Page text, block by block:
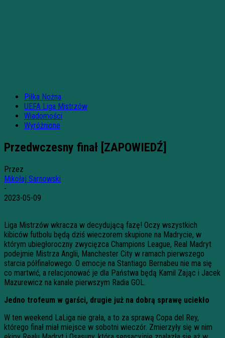
Piłka Nożna
UEFA Liga Mistrzów
Wiadomości
Wyróżnione
Przedwczesny finał [ZAPOWIEDŹ]
Przez
Mikołaj Sarnowski
-
2023-05-09
Liga Mistrzów wkracza w decydującą fazę! Oczy wszystkich
kibiców futbolu będą dziś wieczorem skupione na Madrycie, w
którym ubiegłoroczny zwycięzca Champions League, Real Madryt
podejmie Mistrza Anglii, Manchester City w ramach pierwszego
starcia półfinałowego. O emocje na Stantiago Bernabeu nie ma się
co martwić, a relacjonować je dla Państwa będą Kamil Zając i Jacek
Mazurewicz na kanale pierwszym Radia GOL.
Jedno trofeum w garści, drugie już na dobrą sprawę uciekło
W ten weekend LaLiga nie grała, a to za sprawą Copa del Rey,
którego finał miał miejsce w sobotni wieczór. Zmierzyły się w nim